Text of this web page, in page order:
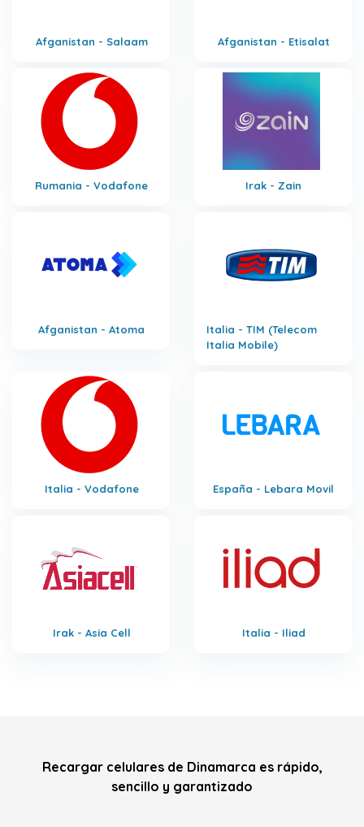
Afganistan - Salaam Afganistan - Etisalat
Rumania - Vodafone Irak - Zain
Afganistan - Atoma
Italia - TIM (Telecom
Italia Mobile)
Italia - Vodafone España - Lebara Movil
Irak - Asia Cell Italia - Iliad
Recargar celulares de Dinamarca es rápido,
sencillo y garantizado